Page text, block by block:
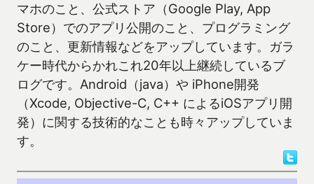
マホのこと、公式ストア（Google Play, App
Store）でのアプリ公開のこと、プログラミング
のこと、更新情報などをアップしています。ガラ
ケー時代からかれこれ20年以上継続しているブ
ログです。Android（java）や iPhone開発
（Xcode, Objective-C, C++ によるiOSアプリ開
発）に関する技術的なことも時々アップしていま
す。